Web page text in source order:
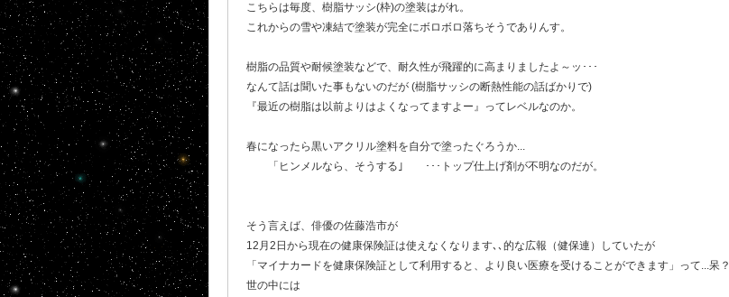
こちらは毎度、樹脂サッシ(枠)の塗装はがれ。
これからの雪や凍結で塗装が完全にボロボロ落ちそうでありんす。
樹脂の品質や耐候塗装などで、耐久性が飛躍的に高まりましたよ～ッ･･･
なんて話は聞いた事もないのだが (樹脂サッシの断熱性能の話ばかりで)
『最近の樹脂は以前よりはよくなってますよー』ってレベルなのか。
春になったら黒いアクリル塗料を自分で塗ったぐろうか...
「ヒンメルなら、そうする｣ ･･･トップ仕上げ剤が不明なのだが。
そう言えば、俳優の佐藤浩市が
12月2日から現在の健康保険証は使えなくなります､､的な広報（健保連）していたが
「マイナカードを健康保険証として利用すると、より良い医療を受けることができます」って...呆？
世の中には